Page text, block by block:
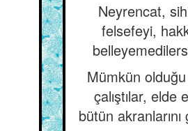
Neyrencat,
felsefeyi,
Mümkün
çalıştılar, elde
bütün akranlarını